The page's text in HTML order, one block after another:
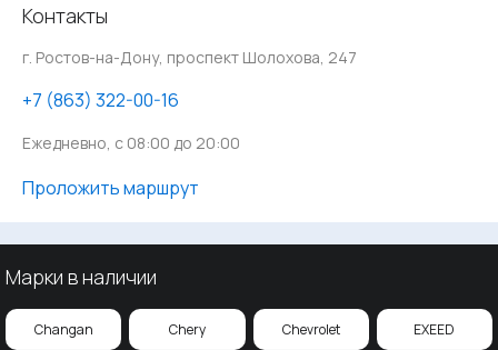
Контакты
г. Ростов-на-Дону, проспект Шолохова, 247
‪+7 (863) 322-00-16
Ежедневно, с 08:00 до 20:00
Проложить маршрут
Марки в наличии
Changan Chery Chevrolet EXEED